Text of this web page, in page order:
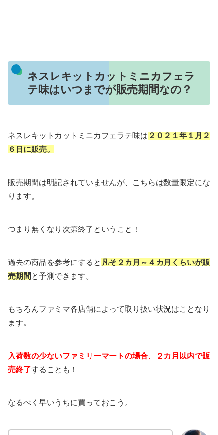
ネスレキットカットミニカフェラ
テ味はいつまでが販売期間なの？
ネスレキットカットミニカフェラテ味は ２０２１年１月２
６日に販売。
販売期間は明記されていませんが、こちらは数量限定にな
ります。
つまり無くなり次第終了ということ！
過去の商品を参考にすると 凡そ２カ月～４カ月くらいが販
売期間 と予測できます。
もちろんファミマ各店舗によって取り扱い状況はことなり
ます。
入荷数の少ないファミリーマートの場合、２カ月以内で販
売終了することも！
なるべく早いうちに買っておこう。